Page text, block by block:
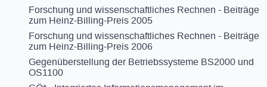
Forschung und wissenschaftliches Rechnen - Beiträge
zum Heinz-Billing-Preis 2005
Forschung und wissenschaftliches Rechnen - Beiträge
zum Heinz-Billing-Preis 2006
Gegenüberstellung der Betriebssysteme BS2000 und
OS1100